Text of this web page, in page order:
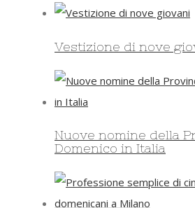
Vestizione di nove
Nuove nomine della
Domenico in Italia